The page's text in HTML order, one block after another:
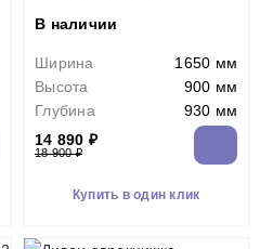
В наличии
Ширина
1650 мм
Высота
900 мм
Глубина
930 мм
14 890 ₽
18 900 ₽
Купить в один клик